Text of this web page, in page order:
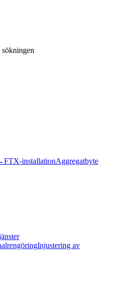
FTX-installationAggregatbyte
Injustering av